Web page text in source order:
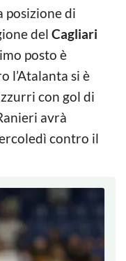
posizione di
del Cagliari
posto è
l’Atalanta si è
con gol di
avrà
contro il